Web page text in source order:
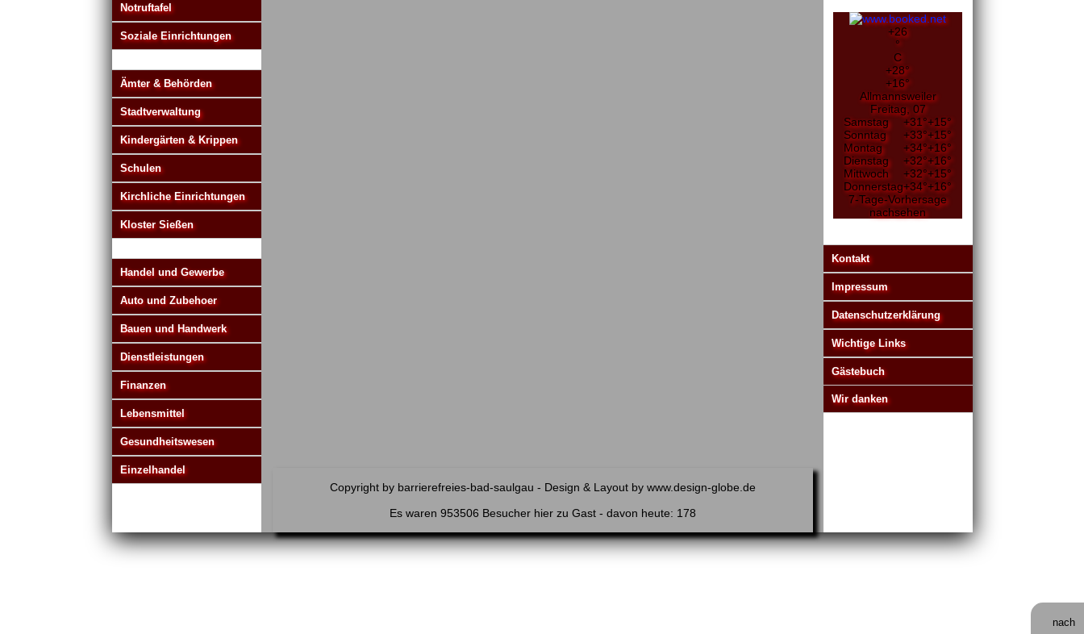
Notruftafel
Soziale Einrichtungen
Ämter & Behörden
Stadtverwaltung
Kindergärten & Krippen
Schulen
Kirchliche Einrichtungen
Kloster Sießen
Handel und Gewerbe
Auto und Zubehoer
Bauen und Handwerk
Dienstleistungen
Finanzen
Lebensmittel
Gesundheitswesen
Einzelhandel
Copyright by barrierefreies-bad-saulgau - Design & Layout bywww.design-globe.de
Es waren 953506 Besucher hier zu Gast - davon heute: 178
nach
+26
°
C
+28°
+16°
Allmannsweiler
Freitag, 07
Samstag
+31°+15°
Sonntag
+33°+15°
Montag
+34°+16°
Dienstag
+32°+16°
Mittwoch
+32°+15°
Donnerstag+34°+16°
7-Tage-Vorhersage
nachsehen
Kontakt
Impressum
Datenschutzerklärung
Wichtige Links
Gästebuch
Wir danken